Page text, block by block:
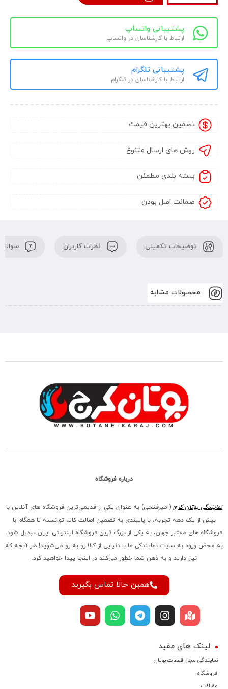
پشتیبانی واتساپ
ارتباط با کارشناسان در واتساپ
پشتیبانی تلگرام
ارتباط با کارشناسان در تلگرام
تضمین بهترین قیمت
روش های ارسال متنوع
بسته بندی مطمئن
ضمانت اصل بودن
توضیحات تکمیلی نظرات کاربران
محصولات مشابه
درباره فروشگاه
نمایندگی بوتان کرج (امیرفتحی) به عنوان یکی از قدیمی‌ترین فروشگاه های آنلاین با
بیش از یک دهه تجربه، با پایبندی به تضمین اصالت کالا، توانسته تا همگام با
فروشگاه‌ های معتبر جهان، به یکی از بزرگ‌ ترین فروشگاه اینترنتی ایران تبدیل شود.
به محض ورود به سایت نمایندگی ما با دنیایی از کالا رو به رو می‌شوید! هر آنچه که
نیاز دارید و به ذهن شما خطور می‌کند در اینجا پیدا خواهید کرد.
همین حالا تماس بگیرید
لینک های مفید
نمایندگی مجاز قطعات بوتان
فروشگاه
مقالات